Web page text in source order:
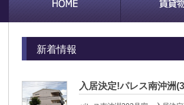
新着情報
入居決定!パレス南沖洲